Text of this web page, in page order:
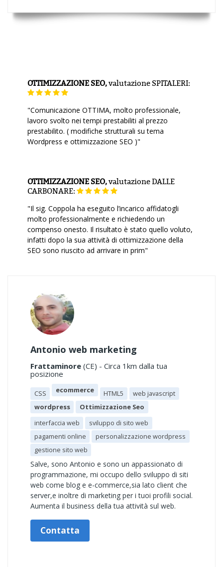
OTTIMIZZAZIONE SEO,valutazioneSPITALERI:
"Comunicazione OTTIMA, molto professionale,
lavoro svolto nei tempi prestabiliti al prezzo
prestabilito. ( modifiche strutturali su tema
Wordpress e ottimizzazione SEO )"
OTTIMIZZAZIONE SEO,valutazioneDALLE
CARBONARE:
"Il sig. Coppola ha eseguito l’incarico affidatogli
molto professionalmente e richiedendo un
compenso onesto. Il risultato è stato quello voluto,
infatti dopo la sua attività di ottimizzazione della
SEO sono riuscito ad arrivare in prim"
Antonio web marketing
Frattaminore (CE) - Circa 1km dalla tua
posizione
CSS ecommerce HTML5
web javascript
wordpress
Ottimizzazione Seo
interfaccia web
sviluppo di sito web
pagamenti online
personalizzazione wordpress
gestione sito web
Salve, sono Antonio e sono un appassionato di
programmazione, mi occupo dello sviluppo di siti
web come blog e e-commerce,sia lato client che
server,e inoltre di marketing per i tuoi profili social.
Aumenta il business della tua attività sul web.
Contatta